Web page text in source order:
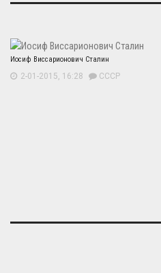
Иосиф Виссарионович Сталин
2-01-2015, 16:28 СССР